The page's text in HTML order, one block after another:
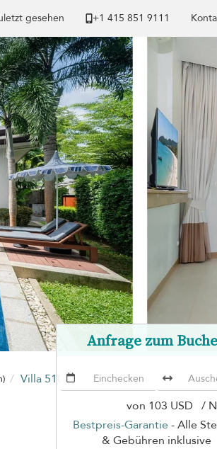
gesehen +1 ​415 851 9111
Villa 510 Tanode Estate
Anfrage zum
von 103 USD /
Bestpreis-Garantie - Alle
& Gebühren inklusive